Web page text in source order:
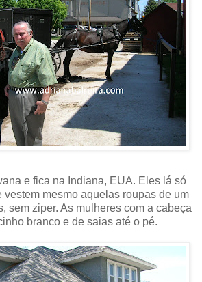
e fica na Indiana, EUA. Eles lá só
vestem mesmo aquelas roupas de um
sem ziper. As mulheres com a cabeça
branco e de saias até o pé.